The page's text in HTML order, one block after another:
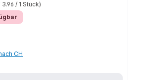
3.96 / 1 Stück)
CH